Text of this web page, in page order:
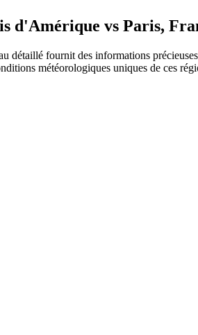
d'Amérique vs Paris,
détaillé fournit des informations
météorologiques uniques de ces